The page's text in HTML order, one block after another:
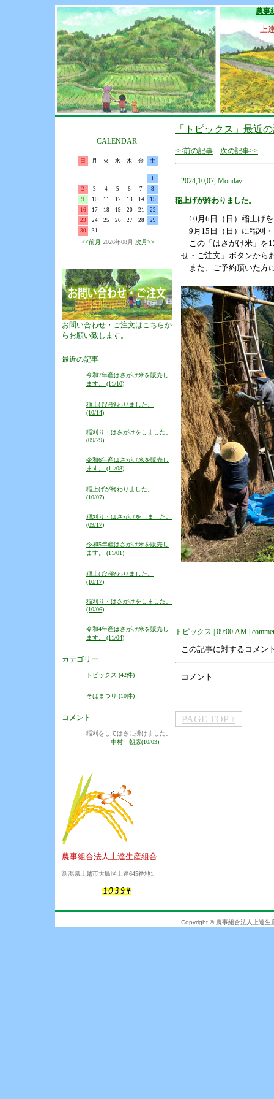
農事
上
CALENDAR
日 月 火 水 木 金 土
1
2
3 4 5 6 7
8
9
10 11 12 13 14
15
16
17 18 19 20 21
22
23
24 25 26 27 28
29
30
31
<<前月 2026年08月 次月>>
お問い合わせ・ご注文はこちらか
らお願い致します。
最近の記事
令和7年産はさがけ米を販売し
ます。 (11/10)
稲上げが終わりました。
(10/14)
稲刈り・はさがけをしました。
(09/29)
令和6年産はさがけ米を販売し
ます。 (11/08)
稲上げが終わりました。
(10/07)
稲刈り・はさがけをしました。
(09/17)
令和5年産はさがけ米を販売し
ます。 (11/01)
稲上げが終わりました。
(10/17)
稲刈り・はさがけをしました。
(10/06)
令和4年産はさがけ米を販売し
ます。 (11/04)
カテゴリー
トピックス (42件)
そばまつり (10件)
コメント
稲刈をしてはさに掛けました。
中村 朝彦(10/03)
農事組合法人上達生産組合
新潟県上越市大島区上達645番地1
「トピックス」最近
<<前の記事 次の記事>>
2024,10,07, Monday
稲上げが終わりました。
10月6日（日）稲上げ
9月15日（日）に稲刈
この「はさがけ米」を
せ・ご注文」ボタンから
また、ご予約頂いた方
トピックス | 09:00 AM |
この記事に対するコメン
コメント
PAGE TOP ↑
Copyright © 農事組合法人上達生